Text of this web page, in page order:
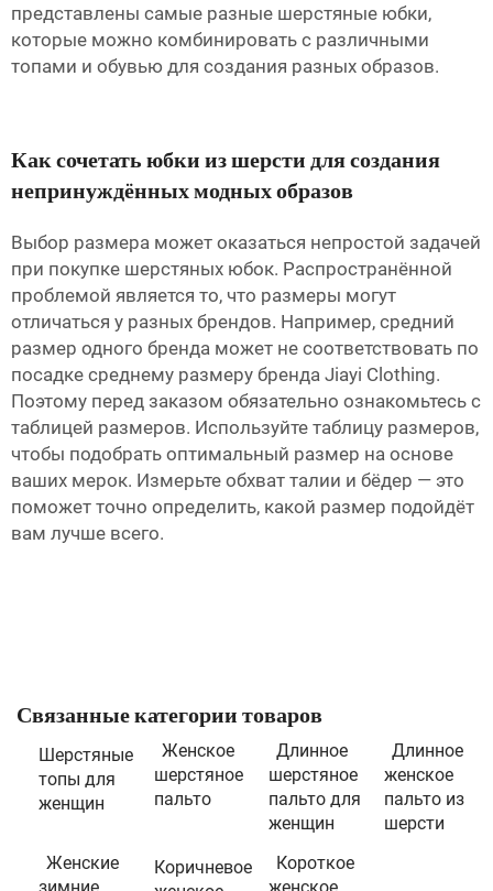
представлены самые разные шерстяные юбки,
которые можно комбинировать с различными
топами и обувью для создания разных образов.
Как сочетать юбки из шерсти для создания
непринуждённых модных образов
Выбор размера может оказаться непростой задачей
при покупке шерстяных юбок. Распространённой
проблемой является то, что размеры могут
отличаться у разных брендов. Например, средний
размер одного бренда может не соответствовать по
посадке среднему размеру бренда Jiayi Clothing.
Поэтому перед заказом обязательно ознакомьтесь с
таблицей размеров. Используйте таблицу размеров,
чтобы подобрать оптимальный размер на основе
ваших мерок. Измерьте обхват талии и бёдер — это
поможет точно определить, какой размер подойдёт
вам лучше всего.
Связанные категории товаров
Шерстяные
топы для
женщин
Женское
шерстяное
пальто
Длинное
шерстяное
пальто для
женщин
Длинное
женское
пальто из
шерсти
Женские
Коричневое
Короткое